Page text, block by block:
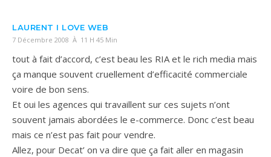
LAURENT I LOVE WEB
7 Décembre 2008 À 11 H 45 Min
tout à fait d’accord, c’est beau les RIA et le rich media mais
ça manque souvent cruellement d’efficacité commerciale
voire de bon sens.
Et oui les agences qui travaillent sur ces sujets n’ont
souvent jamais abordées le e-commerce. Donc c’est beau
mais ce n’est pas fait pour vendre.
Allez, pour Decat’ on va dire que ça fait aller en magasin